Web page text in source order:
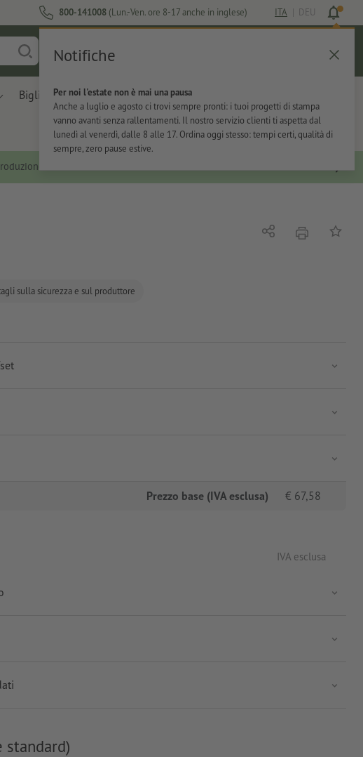
800-141008 (Lun.-Ven. ore 8-17 anche in inglese) ITA | DEU
Notifiche
Per noi l'estate non è mai una pausa
Anche a luglio e agosto ci trovi sempre pronti: i tuoi progetti di stampa
vanno avanti senza rallentamenti. Il nostro servizio clienti ti aspetta dal
lunedì al venerdì, dalle 8 alle 17. Ordina oggi stesso: tempi certi, qualità di
sempre, zero pause estive.
Carrello
Biglietti Per l'ufficio Adesivi
sulla sicurezza e sul produttore
Condividistamparealla
Prezzo base (IVA esclusa) € 67,58
IVA esclusa
standard)